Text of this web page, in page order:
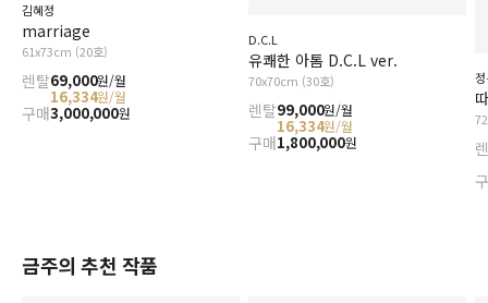
김혜정
marriage
61x73cm (20호)
렌탈69,000원/월
16,334원/월
구매3,000,000원
D.C.L
유쾌한 아톰 D.C.L ver.
70x70cm (30호)
렌탈99,000원/월
16,334원/월
구매1,800,000원
금주의 추천 작품